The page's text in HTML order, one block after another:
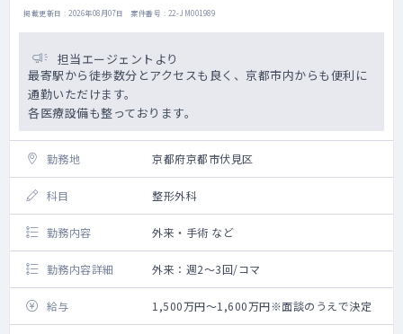
掲載更新日 : 2026年08月07日 案件番号 : 22-JM001989
担当エージェントより
最寄駅から徒歩数分とアクセスも良く、京都市内からも便利に
通勤いただけます。
各医療設備も整っております。
勤務地 京都府京都市伏見区
科目 整形外科
勤務内容 外来・手術 など
勤務内容詳細 外来：週2～3回/コマ
給与 1,500万円～1,600万円※面談のうえで決定